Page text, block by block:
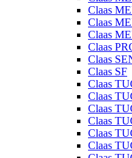
Claas
Claas
Claas
Claas
Claas
Claas SF
Claas
Claas
Claas
Claas
Claas
Claas